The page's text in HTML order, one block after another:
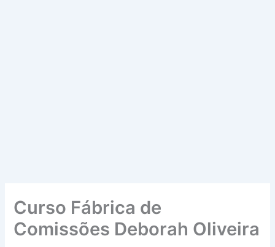
Curso Fábrica de
Comissões Deborah Oliveira